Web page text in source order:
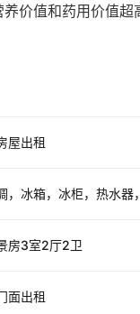
价值和药用价值超
屋出租
，冰箱，冰柜，热水器
房3室2厅2卫
面出租